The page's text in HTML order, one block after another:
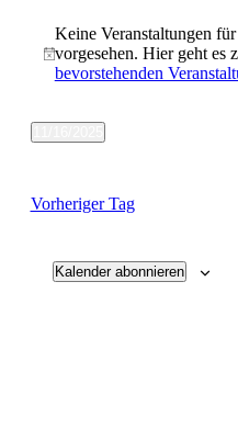
Hinweis
Keine Veranstaltungen
vorgesehen. Hier geht es
bevorstehenden
Vorheriger Tag
Kalender abonnieren